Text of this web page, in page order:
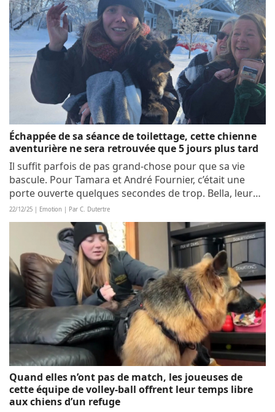
Échappée de sa séance de toilettage, cette chienne
aventurière ne sera retrouvée que 5 jours plus tard
Il suffit parfois de pas grand-chose pour que sa vie
bascule. Pour Tamara et André Fournier, c’était une
porte ouverte quelques secondes de trop. Bella, leur
chienne, en a ainsi profité pour fuir sa séance de
toilettage. 5 jours de recherches...
22/12/25 | Emotion | Par C. Dutertre
Quand elles n’ont pas de match, les joueuses de
cette équipe de volley-ball offrent leur temps libre
aux chiens d’un refuge